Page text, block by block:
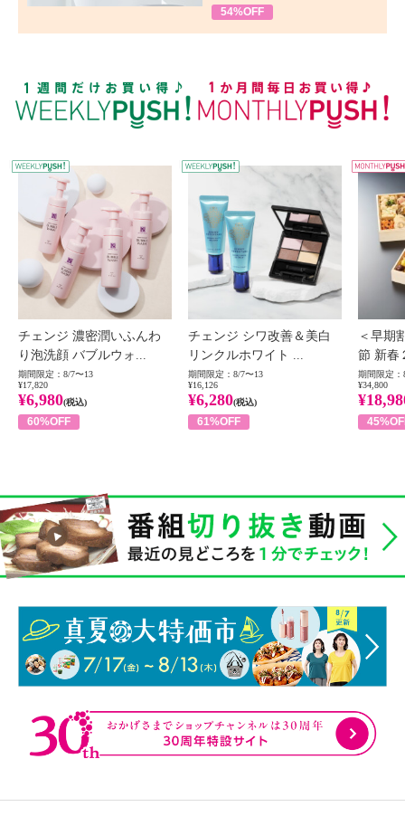
54%OFF
WEEKLY PUSH
チェンジ 濃密潤いふんわ
り泡洗顔 バブルウォ...
期間限定：8/7〜13
¥17,820
¥6,980(税込)
60%OFF
チェンジ シワ改善＆美白
リンクルホワイト ...
期間限定：8/7〜13
¥16,126
¥6,280(税込)
61%OFF
＜早期
節 新春
期間限定：
¥34,800